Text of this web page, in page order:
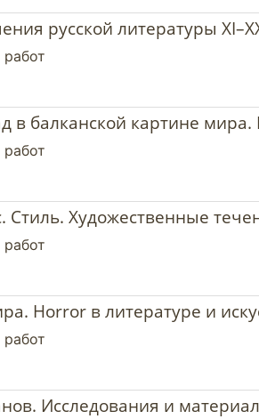
русской литературы
в балканской картине
Художественные
Horror в литературе и
Исследования и